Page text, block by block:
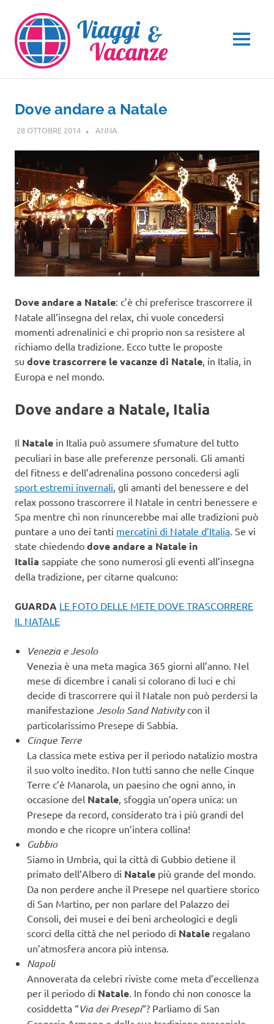
contenuto
MENU
Dove andare a Natale
28 OTTOBRE 2014 ANNA
Dove andare a Natale: c’è chi preferisce trascorrere il
Natale all’insegna del relax, chi vuole concedersi
momenti adrenalinici e chi proprio non sa resistere al
richiamo della tradizione. Ecco tutte le proposte
su dove trascorrere le vacanze di Natale , in Italia, in
Europa e nel mondo.
Dove andare a Natale, Italia
Il Natale in Italia può assumere sfumature del tutto
peculiari in base alle preferenze personali. Gli amanti
del fitness e dell’adrenalina possono concedersi agli
sport estremi invernali , gli amanti del benessere e del
relax possono trascorrere il Natale in centri benessere e
Spa mentre chi non rinuncerebbe mai alle tradizioni può
puntare a uno dei tanti mercatini di Natale d’Italia . Se vi
state chiedendo dove andare a Natale in
Italia sappiate che sono numerosi gli eventi all’insegna
della tradizione, per citarne qualcuno:
GUARDA LE FOTO DELLE METE DOVE TRASCORRERE
IL NATALE
Venezia e Jesolo
Venezia è una meta magica 365 giorni all’anno. Nel
mese di dicembre i canali si colorano di luci e chi
decide di trascorrere qui il Natale non può perdersi la
manifestazione Jesolo Sand Nativitycon il
particolarissimo Presepe di Sabbia.
Cinque Terre
La classica mete estiva per il periodo natalizio mostra
il suo volto inedito. Non tutti sanno che nelle Cinque
Terre c’è Manarola, un paesino che ogni anno, in
occasione del Natale , sfoggia un’opera unica: un
Presepe da record, considerato tra i più grandi del
mondo e che ricopre un’intera collina!
Gubbio
Siamo in Umbria, qui la città di Gubbio detiene il
primato dell’Albero di Natale più grande del mondo.
Da non perdere anche il Presepe nel quartiere storico
di San Martino, per non parlare del Palazzo dei
Consoli, dei musei e dei beni archeologici e degli
scorci della città che nel periodo di Natale regalano
un’atmosfera ancora più intensa.
Napoli
Annoverata da celebri riviste come meta d’eccellenza
per il periodo di Natale . In fondo chi non conosce la
cosiddetta “Via dei Presepi“? Parliamo di San